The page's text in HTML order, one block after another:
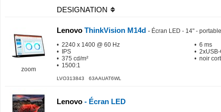
DESIGNATION
zoom
Lenovo ThinkVision M14d - Écran LED - 14" - portable
• 2240 x 1400 @ 60 Hz
• IPS
• 375 cd/m²
• 1500:1
• 6 ms
•
• noir
LVO313843 63AAUAT6WL
Lenovo - Écran LED